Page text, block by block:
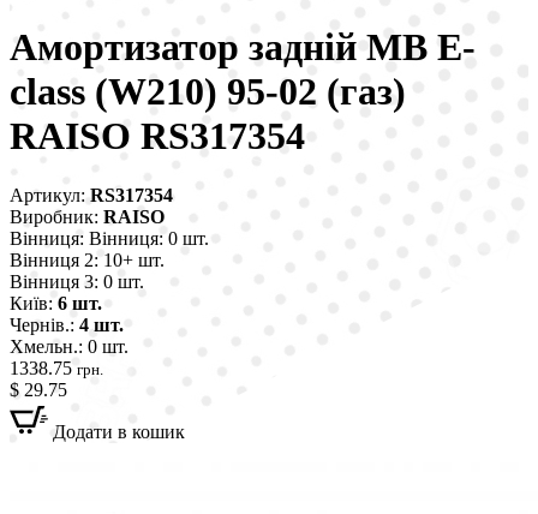
Амортизатор задній MB E-
class (W210) 95-02 (газ)
RAISO RS317354
Артикул: RS317354
Виробник: RAISO
Вінниця: Вінниця: 0 шт.
Вінниця 2: 10+ шт.
Вінниця 3: 0 шт.
Київ: 6 шт.
Чернів.: 4 шт.
Хмельн.: 0 шт.
1338.75 грн.
$ 29.75
Додати в кошик